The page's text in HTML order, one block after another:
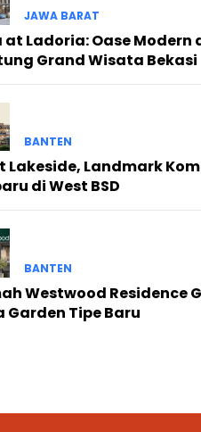
JAWA BARAT
at Ladoria: Oase Modern
Grand Wisata Bekasi
BANTEN
Lakeside, Landmark
di West BSD
BANTEN
Westwood Residence
Garden Tipe Baru